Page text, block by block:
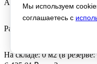
Артикул:
+36125
Размер:
На складе:0 м2(в резерве:
Мы используем
соглашаетесь с